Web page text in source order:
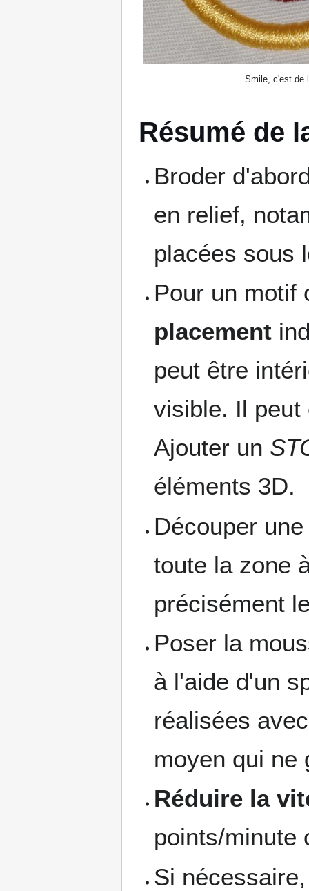
Smile, c'est de
Résumé de
Broder
en relief,
placées sous
Pour un motif
placement
peut être
visible. Il peut
Ajouter un
éléments 3D.
Découper
toute la zone
précisément
Poser la
à l'aide d'un
réalisées
moyen qui ne
Réduire la
points/minute
Si